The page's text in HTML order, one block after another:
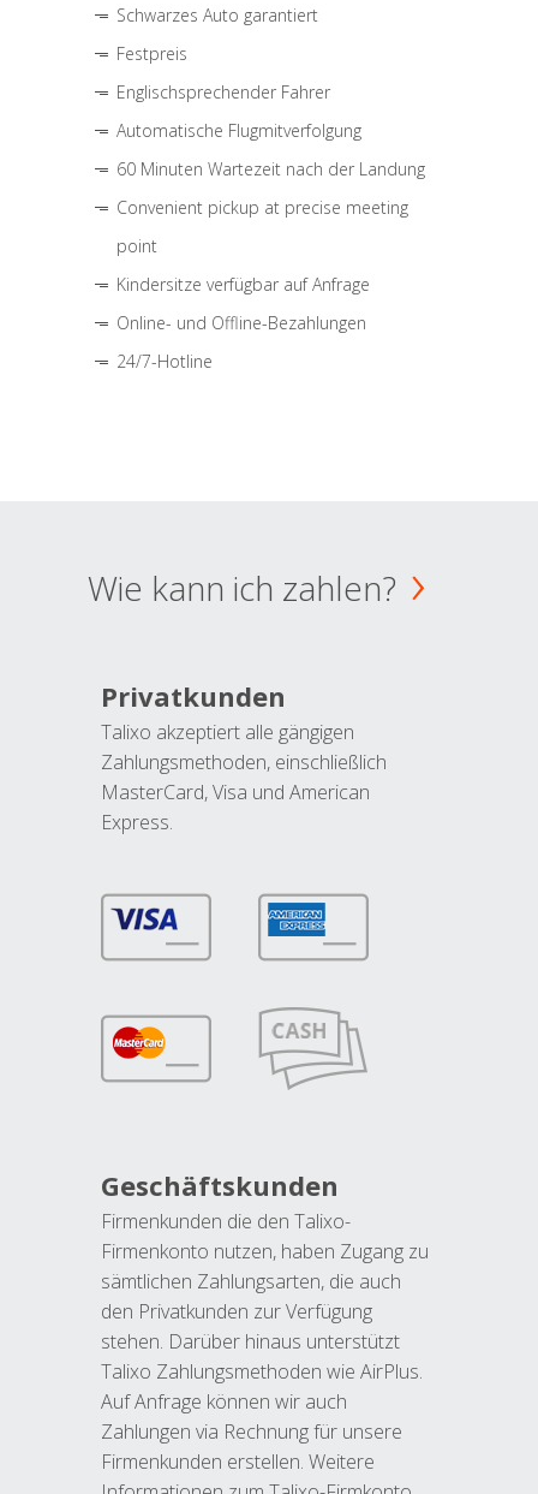
Schwarzes Auto garantiert
Festpreis
Englischsprechender Fahrer
Automatische Flugmitverfolgung
60 Minuten Wartezeit nach der Landung
Convenient pickup at precise meeting
point
Kindersitze verfügbar auf Anfrage
Online- und Offline-Bezahlungen
24/7-Hotline
Wie kann ich zahlen?
Privatkunden
Talixo akzeptiert alle gängigen
Zahlungsmethoden, einschließlich
MasterCard, Visa und American
Express.
Geschäftskunden
Firmenkunden die den Talixo-
Firmenkonto nutzen, haben Zugang zu
sämtlichen Zahlungsarten, die auch
den Privatkunden zur Verfügung
stehen. Darüber hinaus unterstützt
Talixo Zahlungsmethoden wie AirPlus.
Auf Anfrage können wir auch
Zahlungen via Rechnung für unsere
Firmenkunden erstellen. Weitere